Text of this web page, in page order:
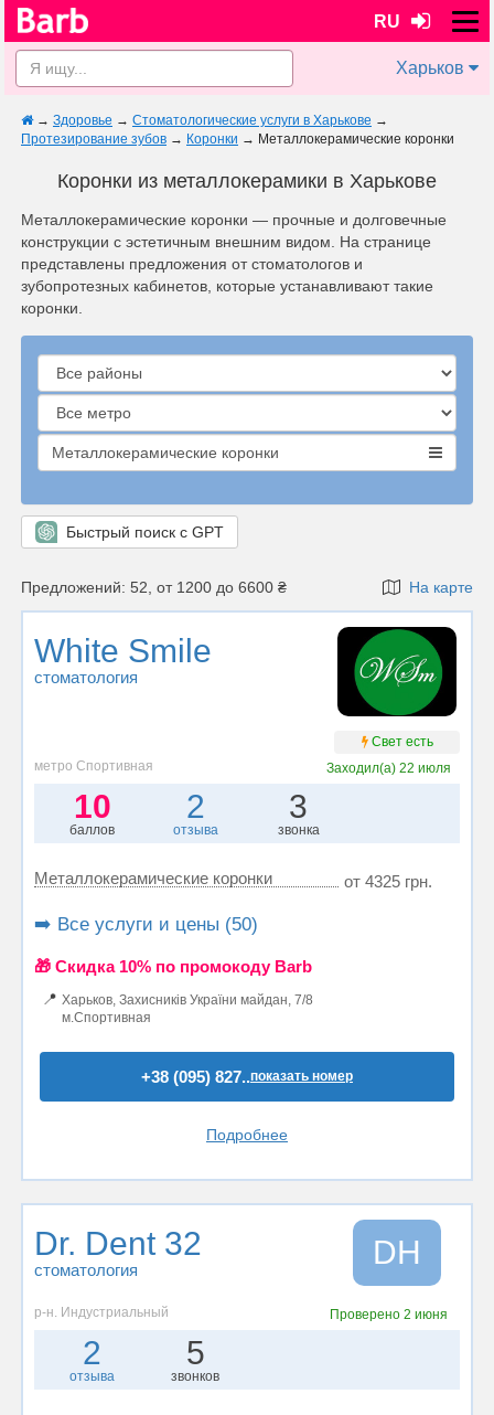
RU
Харьков
→ Здоровье → Стоматологические услуги в Харькове →
Протезирование зубов → Коронки → Металлокерамические коронки
Коронки из металлокерамики в Харькове
Металлокерамические коронки — прочные и долговечные
конструкции с эстетичным внешним видом. На странице
представлены предложения от стоматологов и
зубопротезных кабинетов, которые устанавливают такие
коронки.
Металлокерамические коронки
Быстрый поиск с GPT
Предложений: 52, от 1200 до 6600 ₴ На карте
White Smile
стоматология
Свет есть
метро Спортивная
Заходил(а)22 июля
10
баллов
2
отзыва
3
звонка
Металлокерамические коронки от 4325 грн.
➡️ Все услуги и цены (50)
🎁 Cкидка 10% по промокоду Barb
📍 Харьков, Захисників України майдан, 7/8
м.Спортивная
+38 (095) 827..показать номер
Подробнее
Dr. Dent 32
стоматология DН
р-н. Индустриальный Проверено2 июня
2
отзыва
5
звонков